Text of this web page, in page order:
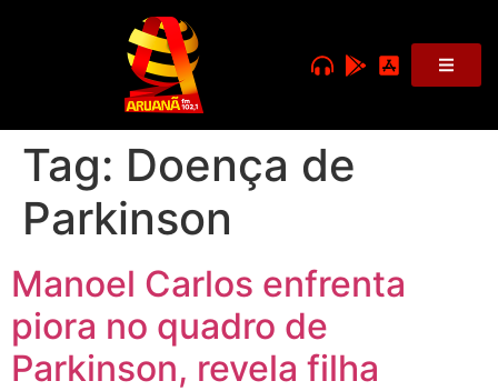
Tag: Doença de
Parkinson
Manoel Carlos enfrenta
piora no quadro de
Parkinson, revela filha